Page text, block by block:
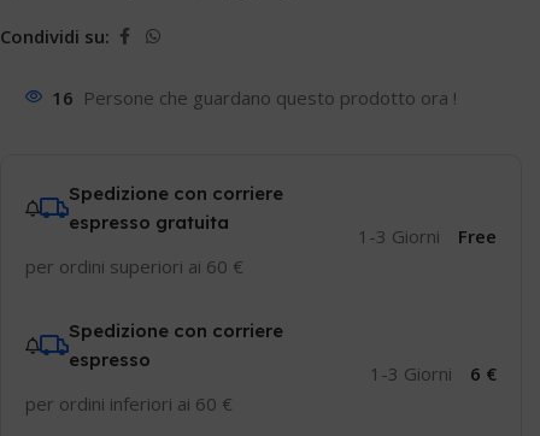
Condividi su:
16 Persone che guardano questo prodotto ora !
Spedizione con corriere
espresso gratuita
per ordini superiori ai 60 €
1-3 Giorni Free
Spedizione con corriere
espresso
per ordini inferiori ai 60 €
1-3 Giorni 6 €